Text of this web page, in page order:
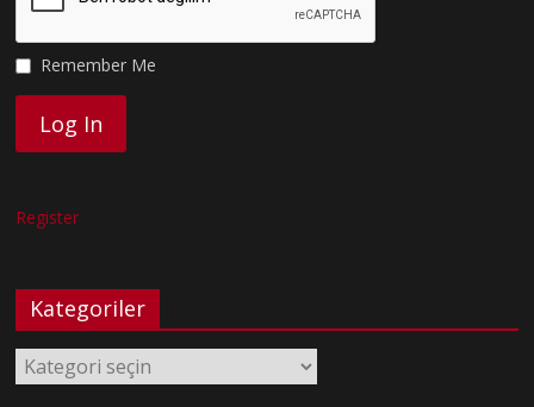
Remember Me
Register
Kategoriler
Kategoriler